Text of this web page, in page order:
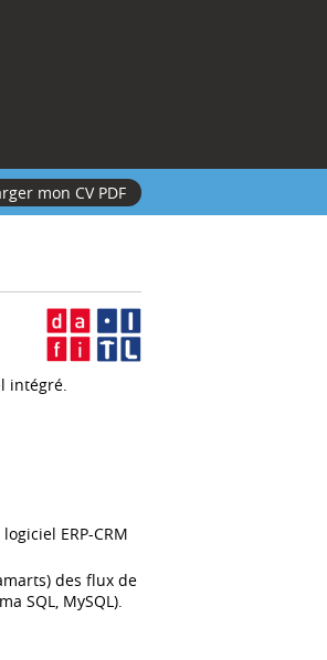
mon CV PDF
intégré.
ERP-CRM
des flux de
SQL, MySQL).